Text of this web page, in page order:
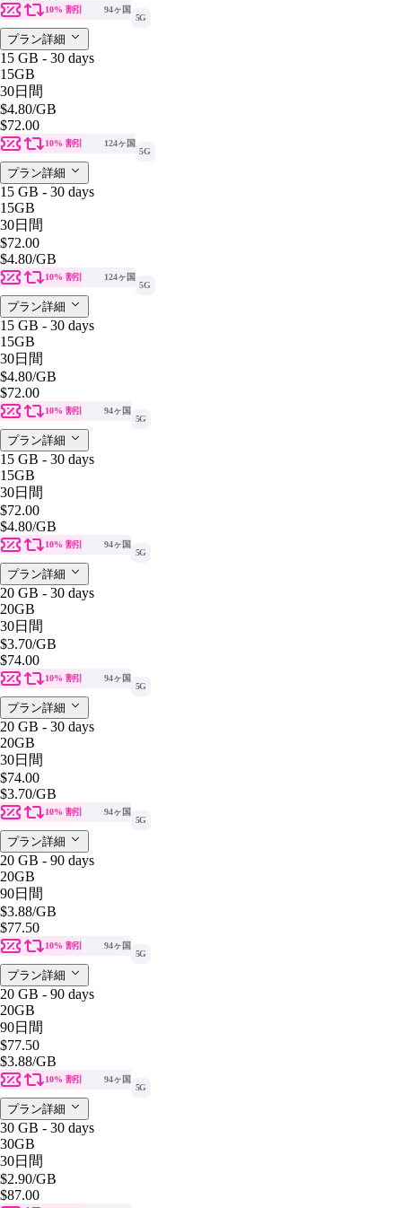
10% 割引
94ヶ国
5G
プラン詳細
15 GB - 30 days
15GB
30日間
$4.80/GB
$72.00
10% 割引
124ヶ国
5G
プラン詳細
15 GB - 30 days
15GB
30日間
$72.00
$4.80/GB
10% 割引
124ヶ国
5G
プラン詳細
15 GB - 30 days
15GB
30日間
$4.80/GB
$72.00
10% 割引
94ヶ国
5G
プラン詳細
15 GB - 30 days
15GB
30日間
$72.00
$4.80/GB
10% 割引
94ヶ国
5G
プラン詳細
20 GB - 30 days
20GB
30日間
$3.70/GB
$74.00
10% 割引
94ヶ国
5G
プラン詳細
20 GB - 30 days
20GB
30日間
$74.00
$3.70/GB
10% 割引
94ヶ国
5G
プラン詳細
20 GB - 90 days
20GB
90日間
$3.88/GB
$77.50
10% 割引
94ヶ国
5G
プラン詳細
20 GB - 90 days
20GB
90日間
$77.50
$3.88/GB
10% 割引
94ヶ国
5G
プラン詳細
30 GB - 30 days
30GB
30日間
$2.90/GB
$87.00